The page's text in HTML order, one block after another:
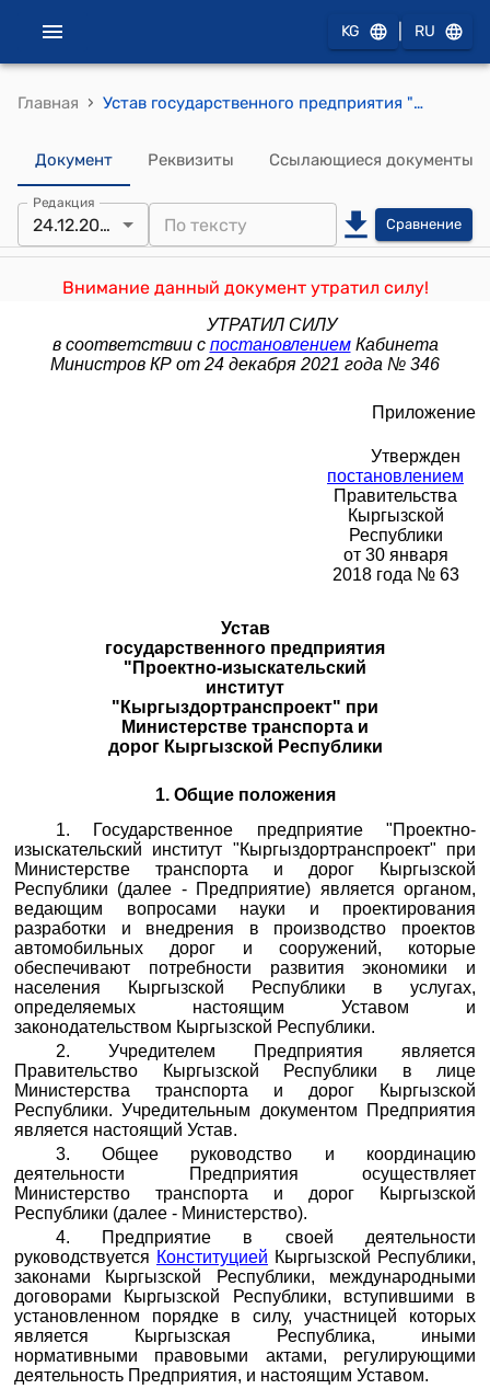
KG RU
Главная › Устав государственного предприятия "Проектно-изыскательский институт "Кыргыздортранспроект" при Министерстве транспорта и дорог Кыргызской Республики (утвержден постановлением Правительства Кыргызской Республики от 30 января 2018 года № 63)
Документ Реквизиты Ссылающиеся документы
Редакция
24.12.2021 Сравнение
Внимание данный документ утратил силу!